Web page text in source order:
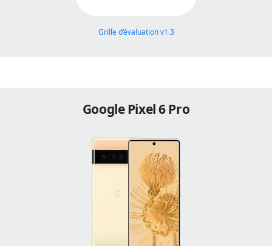
Grille d’évaluation v1.3
Google Pixel 6 Pro